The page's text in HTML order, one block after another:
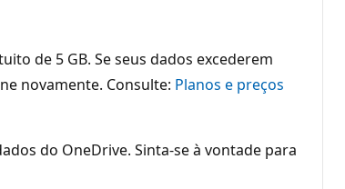
de 5 GB. Se seus dados excederem
novamente. Consulte: Planos e preços
do OneDrive. Sinta-se à vontade para